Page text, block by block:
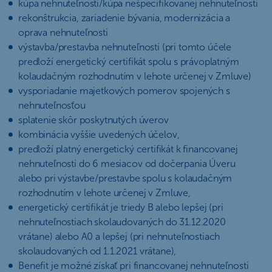
kúpa nehnuteľnosti/kúpa nešpecifikovanej nehnuteľnosti
rekonštrukcia, zariadenie bývania, modernizácia a
oprava nehnuteľnosti
výstavba/prestavba nehnuteľnosti (pri tomto účele
predloží energetický certifikát spolu s právoplatným
kolaudačným rozhodnutím v lehote určenej v Zmluve)
vysporiadanie majetkových pomerov spojených s
nehnuteľnosťou
splatenie skôr poskytnutých úverov
kombinácia vyššie uvedených účelov,
predloží platný energetický certifikát k financovanej
nehnuteľnosti do 6 mesiacov od dočerpania Úveru
alebo pri výstavbe/prestavbe spolu s kolaudačným
rozhodnutím v lehote určenej v Zmluve,
energetický certifikát je triedy B alebo lepšej (pri
nehnuteľnostiach skolaudovaných do 31.12.2020
vrátane) alebo A0 a lepšej (pri nehnuteľnostiach
skolaudovaných od 1.1.2021 vrátane),
Benefit je možné získať pri financovanej nehnuteľnosti